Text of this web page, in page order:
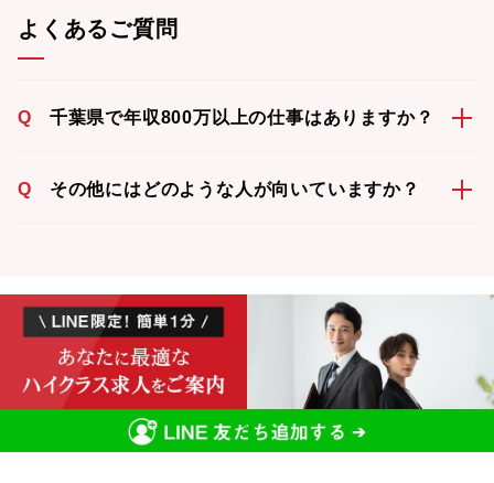
よくあるご質問
Q 千葉県で年収800万以上の仕事はありますか？
Q その他にはどのような人が向いていますか？